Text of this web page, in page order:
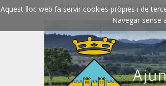
Aquest lloc web fa servir cookies pròpies i de
Navegar sense
Data i hora oficials: 06/08/2026 18:04